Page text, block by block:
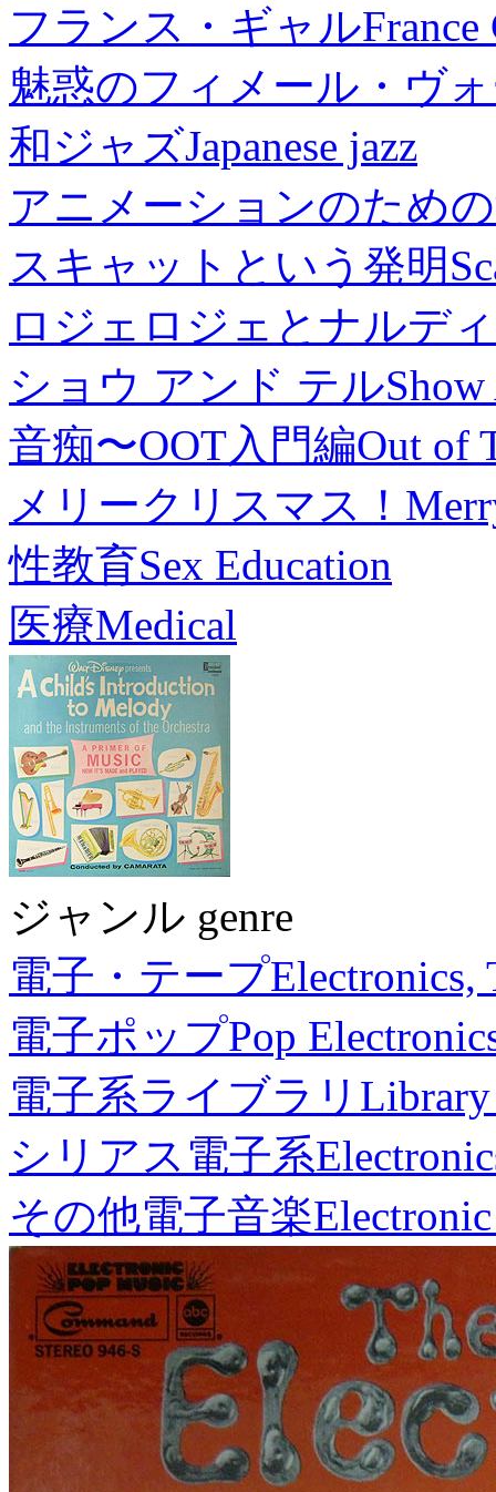
フランス・ギャルFrance
魅惑のフィメール・ヴ
和ジャズJapanese jazz
アニメーションのため
スキャットという発明
ロジェロジェとナルデ
ショウ アンド テル
音痴〜OOT入門編Out of
メリークリスマス！
性教育Sex Education
医療Medical
ジャンル genre
電子・テープElectronics,
電子ポップPop
電子系ライブラリ
シリアス電子系
その他電子音楽